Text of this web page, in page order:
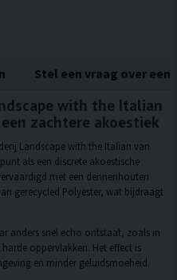
Stel een vraag over een
with the Italian
zachtere akoestiek
Landscape with the Italian van
als een discrete akoestische
met een dennenhouten
gerecycled Polyester, wat bijdraagt
anders snel echo ontstaat, zoals in
oppervlakken. Het effect is
en minder geluidsmoeheid.